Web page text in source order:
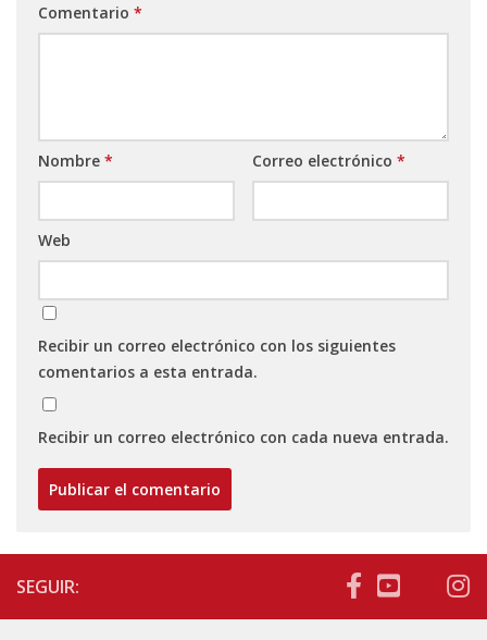
Comentario *
Nombre * Correo electrónico *
Web
Recibir un correo electrónico con los siguientes
comentarios a esta entrada.
Recibir un correo electrónico con cada nueva entrada.
SEGUIR: